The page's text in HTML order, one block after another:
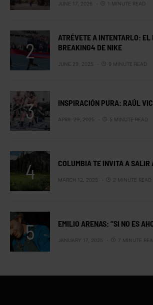
JUNE 17, 2026 1 MINUTE READ
ATRÉVETE A INTENTARLO: EL
BREAKING4 DE NIKE
JUNE 29, 2025 9 MINUTE READ
INSPIRACIÓN PURA: RAÚL
APRIL 29, 2025 5 MINUTE READ
COLUMBIA TE INVITA A
MARCH 12, 2025 2 MINUTE READ
EMILIO ARENAS: “SI NO ES
JANUARY 17, 2025 7 MINUTE